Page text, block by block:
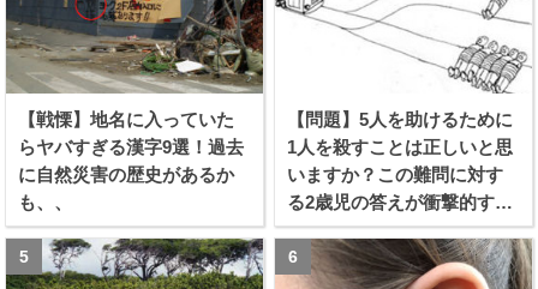
【戦慄】地名に入っていた
らヤバすぎる漢字9選！過去
に自然災害の歴史があるか
も、、
【問題】5人を助けるために
1人を殺すことは正しいと思
いますか？この難問に対す
る2歳児の答えが衝撃的すぎ
る！！